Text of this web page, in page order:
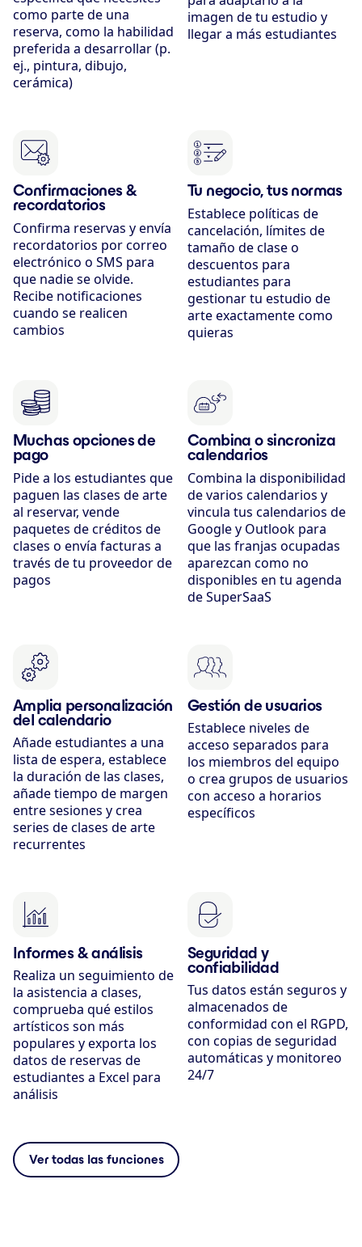
como parte de una
reserva, como la habilidad
preferida a desarrollar (p.
ej., pintura, dibujo,
cerámica)
imagen de tu estudio y
llegar a más estudiantes
Confirmaciones &
recordatorios
Confirma reservas y envía
recordatorios por correo
electrónico o SMS para
que nadie se olvide.
Recibe notificaciones
cuando se realicen
cambios
Tu negocio, tus normas
Establece políticas de
cancelación, límites de
tamaño de clase o
descuentos para
estudiantes para
gestionar tu estudio de
arte exactamente como
quieras
Muchas opciones de
pago
Pide a los estudiantes que
paguen las clases de arte
al reservar, vende
paquetes de créditos de
clases o envía facturas a
través de tu proveedor de
pagos
Combina o sincroniza
calendarios
Combina la disponibilidad
de varios calendarios y
vincula tus calendarios de
Google y Outlook para
que las franjas ocupadas
aparezcan como no
disponibles en tu agenda
de SuperSaaS
Amplia personalización
del calendario
Añade estudiantes a una
lista de espera, establece
la duración de las clases,
añade tiempo de margen
entre sesiones y crea
series de clases de arte
recurrentes
Gestión de usuarios
Establece niveles de
acceso separados para
los miembros del equipo
o crea grupos de usuarios
con acceso a horarios
específicos
Informes & análisis
Realiza un seguimiento de
la asistencia a clases,
comprueba qué estilos
artísticos son más
populares y exporta los
datos de reservas de
estudiantes a Excel para
análisis
Seguridad y
confiabilidad
Tus datos están seguros y
almacenados de
conformidad con el RGPD,
con copias de seguridad
automáticas y monitoreo
24/7
Ver todas las funciones